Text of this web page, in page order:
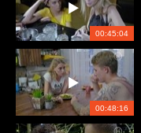
00:45:04
00:48:16